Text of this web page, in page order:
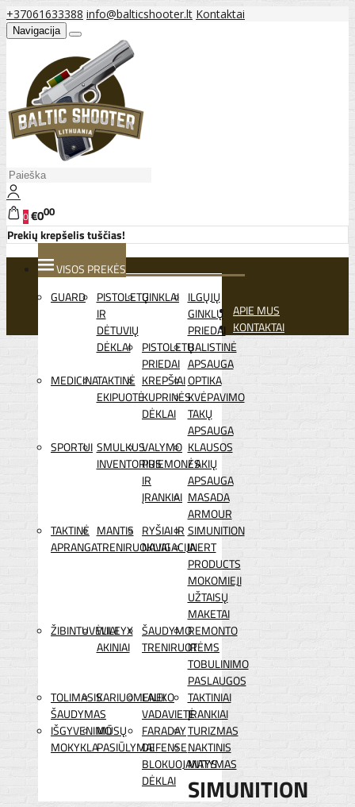
+37061633388 info@balticshooter.lt Kontaktai
Navigacija
0€000
Prekių krepšelis tuščias!
VISOS PREKĖS
GUARD
PISTOLETŲ
IR
DĖTUVIŲ
DĖKLAI
GINKLAI ILGŲJŲ
GINKLŲ
PRIEDAI
PISTOLETŲ
PRIEDAI
BALISTINĖ
APSAUGA
MEDICINATAKTINĖ
EKIPUOTĖ
KREPŠIAI
KUPRINĖS
DĖKLAI
OPTIKA
KVĖPAVIMO
TAKŲ
APSAUGA
SPORTUI SMULKUS
INVENTORIUS
VALYMO
PRIEMONĖS
IR
ĮRANKIAI
KLAUSOS
/ AKIŲ
APSAUGA
MASADA
ARMOUR
TAKTINĖ
APRANGA
MANTIS
TRENIRUOKLIAI
RYŠIAI IR
NAVIGACIJA
SIMUNITION
INERT
PRODUCTS
MOKOMIEJI
UŽTAISŲ
MAKETAI
ŽIBINTUVĖLIAI
WILEYX
AKINIAI
ŠAUDYMO
TRENIRUOTĖMS
REMONTO
IR
TOBULINIMO
PASLAUGOS
TOLIMASIS
ŠAUDYMAS
KARIUOMENEI
LAUKO
VADAVIETĖ
TAKTINIAI
ĮRANKIAI
IŠGYVENIMO
MOKYKLA
MŪSŲ
PASIŪLYMAI
FARADAY
DEFENSE
BLOKUOJANTYS
DĖKLAI
TURIZMAS
NAKTINIS
MATYMAS
APIE MUS
KONTAKTAI
SIMUNITION